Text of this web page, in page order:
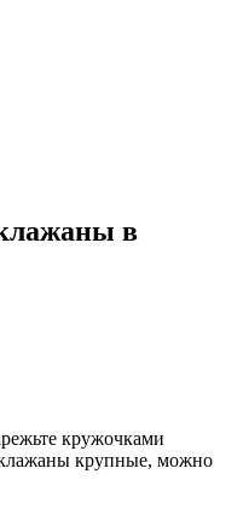
в
кружочками
крупные, можно